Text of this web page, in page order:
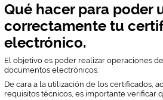
Qué hacer para poder
correctamente tu
electrónico.
El objetivo es poder realizar operaciones
documentos electrónicos.
De cara a la utilización de los certificados,
requisitos técnicos, es importante verificar